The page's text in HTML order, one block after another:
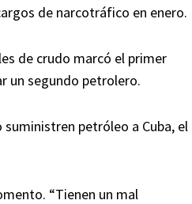
de narcotráfico en enero.
de crudo marcó el primer
un segundo petrolero.
suministren petróleo a Cuba, el
“Tienen un mal